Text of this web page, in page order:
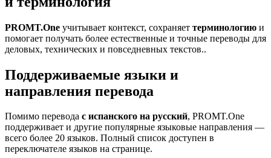
PROMT.One учитывает контекст, сохраняет терминологию и
помогает получать более естественные и точные переводы для
деловых, технических и повседневных текстов..
Поддерживаемые языки и
направления перевода
Помимо перевода с испанского на русский, PROMT.One
поддерживает и другие популярные языковые направления —
всего более 20 языков. Полный список доступен в
переключателе языков на странице.